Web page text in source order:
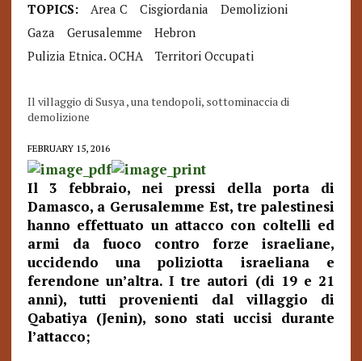
TOPICS: Area C Cisgiordania
Demolizioni
Gaza
Gerusalemme
Hebron
Pulizia Etnica. OCHA
Territori Occupati
Il villaggio di Susya , una tendopoli, sottominaccia di
demolizione
FEBRUARY 15, 2016
Il 3 febbraio, nei pressi della porta di
Damasco, a Gerusalemme Est, tre palestinesi
hanno effettuato un attacco con coltelli ed
armi da fuoco contro forze israeliane,
uccidendo una poliziotta israeliana e
ferendone un’altra. I tre autori (di 19 e 21
anni), tutti provenienti dal villaggio di
Qabatiya (Jenin), sono stati uccisi durante
l’attacco;